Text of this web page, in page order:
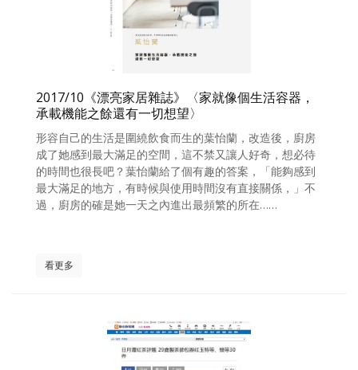
2017/10《漂亮家居雜誌》〈家就像個生活容器，
承載機能之餘還有一切想望〉
形容自己的生活是圍繞飲食而生的葉怡蘭，改造後，廚房
成了她感到最大滿足的空間，這不禁又讓人好奇，想必待
的時間也很長吧？葉怡蘭給了個有趣的答案，「能夠感到
最大滿足的地方，有時候與使用時間沒有直接關係，」不
過，廚房的確是她一天之內進出最頻繁的所在……
看更多